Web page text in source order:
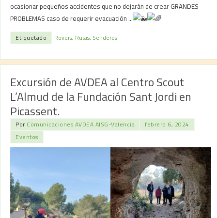
ocasionar pequeños accidentes que no dejarán de crear GRANDES
PROBLEMAS caso de requerir evacuación …
Etiquetado Rovers, Rutas, Senderos
Excursión de AVDEA al Centro Scout
L’Almud de la Fundación Sant Jordi en
Picassent.
Por Comunicaciones AVDEA AISG-Valencia
febrero 6, 2024
Eventos